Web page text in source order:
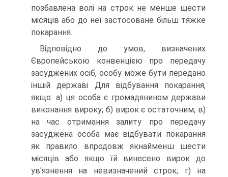
позбавлена волі на строк не менше шести
місяців або до неї застосоване більш тяжке
покарання.
Відповідно до умов, визначених
Європейською конвенцією про передачу
засуджених осіб, особу може бути передано
іншій державі Для відбування покарання,
якщо: а) ця особа є громадянином держави
виконання вироку; б) вирок є остаточним; в)
на час отримання залиту про передачу
засуджена особа має відбувати покарання
як правило впродовж якнайменш шести
місяців або якщо їй винесено вирок до
ув'язнення на невизначений строк; г) на